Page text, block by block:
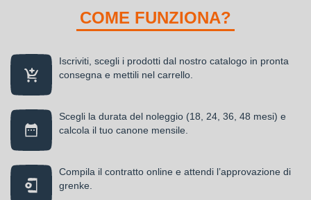
COME FUNZIONA?
Iscriviti, scegli i prodotti dal nostro catalogo in pronta
consegna e mettili nel carrello.
Scegli la durata del noleggio (18, 24, 36, 48 mesi) e
calcola il tuo canone mensile.
Compila il contratto online e attendi l’approvazione di
grenke.